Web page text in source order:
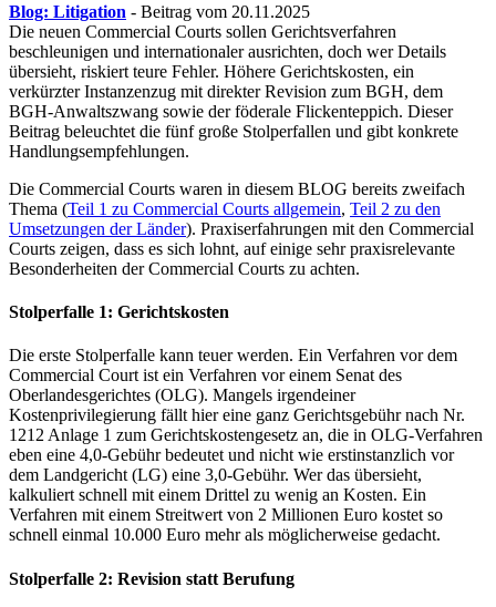
Blog: Litigation - Beitrag vom 20.11.2025
Die neuen Commercial Courts sollen Gerichtsverfahren
beschleunigen und internationaler ausrichten, doch wer Details
übersieht, riskiert teure Fehler. Höhere Gerichtskosten, ein
verkürzter Instanzenzug mit direkter Revision zum BGH, dem
BGH-Anwaltszwang sowie der föderale Flickenteppich. Dieser
Beitrag beleuchtet die fünf große Stolperfallen und gibt konkrete
Handlungsempfehlungen.
Die Commercial Courts waren in diesem BLOG bereits zweifach
Thema (Teil 1 zu Commercial Courts allgemein, Teil 2 zu den
Umsetzungen der Länder). Praxiserfahrungen mit den Commercial
Courts zeigen, dass es sich lohnt, auf einige sehr praxisrelevante
Besonderheiten der Commercial Courts zu achten.
Stolperfalle 1: Gerichtskosten
Die erste Stolperfalle kann teuer werden. Ein Verfahren vor dem
Commercial Court ist ein Verfahren vor einem Senat des
Oberlandesgerichtes (OLG). Mangels irgendeiner
Kostenprivilegierung fällt hier eine ganz Gerichtsgebühr nach Nr.
1212 Anlage 1 zum Gerichtskostengesetz an, die in OLG-Verfahren
eben eine 4,0-Gebühr bedeutet und nicht wie erstinstanzlich vor
dem Landgericht (LG) eine 3,0-Gebühr. Wer das übersieht,
kalkuliert schnell mit einem Drittel zu wenig an Kosten. Ein
Verfahren mit einem Streitwert von 2 Millionen Euro kostet so
schnell einmal 10.000 Euro mehr als möglicherweise gedacht.
Stolperfalle 2: Revision statt Berufung